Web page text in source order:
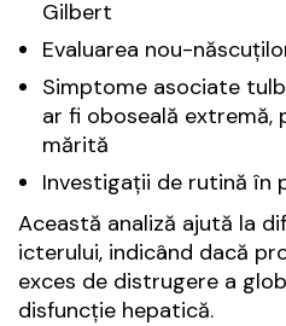
Gilbert
Evaluarea nou-
Simptome asociate
ar fi oboseală extremă,
mărită
Investigații de rutină în
Această analiză ajută la
icterului, indicând dacă
exces de distrugere a
disfuncție hepatică.